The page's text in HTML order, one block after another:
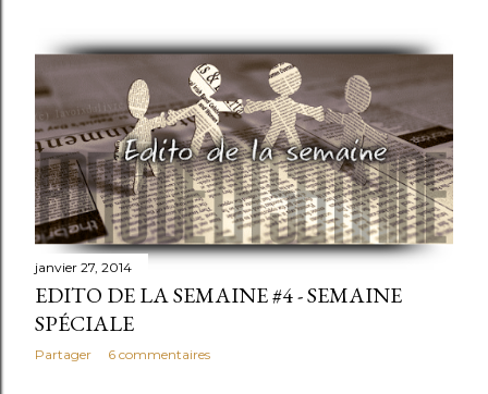
janvier 27, 2014
EDITO DE LA SEMAINE #4 - SEMAINE
SPÉCIALE
Partager 6 commentaires